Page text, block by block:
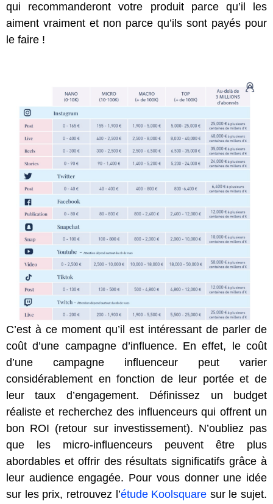
qui recommanderont votre produit parce qu’il les
aiment vraiment et non parce qu’ils sont payés pour
le faire !
C’est à ce moment qu’il est intéressant de parler de
coût d’une campagne d’influence. En effet, le coût
d’une campagne influenceur peut varier
considérablement en fonction de leur portée et de
leur taux d’engagement. Définissez un budget
réaliste et recherchez des influenceurs qui offrent un
bon ROI (retour sur investissement). N’oubliez pas
que les micro-influenceurs peuvent être plus
abordables et offrir des résultats significatifs grâce à
leur audience engagée. Pour vous donner une idée
sur les prix, retrouvez l’étude Koolsquare sur le sujet.